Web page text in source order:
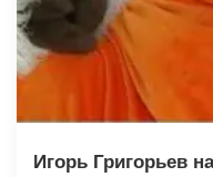
Игорь Григорьев